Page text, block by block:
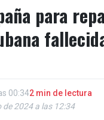
para
00:342 min de lectura
de 2024 a las 12:34